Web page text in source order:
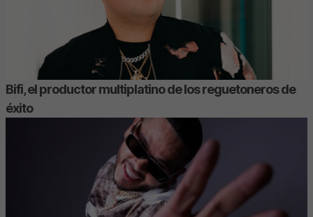
Bifi, el productor multiplatino de los reguetoneros de
éxito